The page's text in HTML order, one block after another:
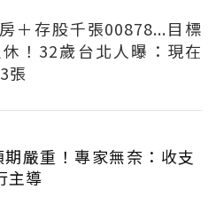
＋存股千張00878...目標
！32歲台北人曝：現在
張
嚴重！專家無奈：收支
主導